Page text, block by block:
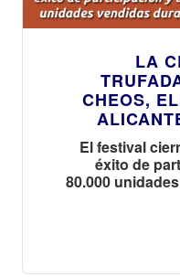
LA
CHEOS,
El festival
éxito de
80.000